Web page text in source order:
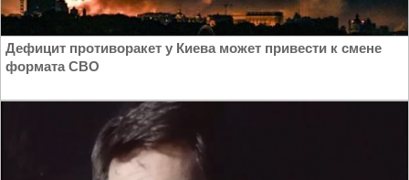
Дефицит противоракет у Киева может привести к смене
формата СВО